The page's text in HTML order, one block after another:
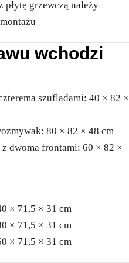
płytę grzewczą należy
wchodzi
szufladami: 40 × 82 ×
80 × 82 × 48 cm
z dwoma frontami: 60 × 82 ×
× 71,5 × 31 cm
× 71,5 × 31 cm
× 71,5 × 31 cm